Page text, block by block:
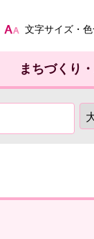
文字サイズ・
まちづくり